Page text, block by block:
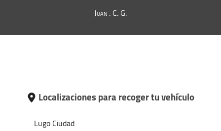
Juan . C. G.
Localizaciones para recoger tu vehículo
Lugo Ciudad